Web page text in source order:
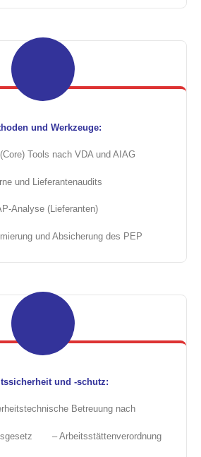
und Werkzeuge:
Tools nach VDA und AIAG
und Lieferantenaudits
Analyse (Lieferanten)
und Absicherung des PEP
und -schutz:
Betreuung nach
– Arbeitsstättenverordnung